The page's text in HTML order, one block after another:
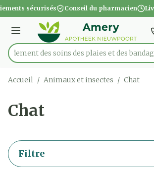
Aller au contenu
1 de 1
sécurisés Conseil du pharmacien
Menu
Rechercherdes soins des plaies et des
Accueil / Animaux et insectes / Chat
Chat
Filtre